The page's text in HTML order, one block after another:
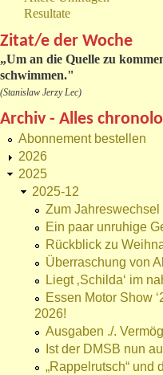
Resultate
Zitat/e der Woche
„Um an die Quelle zu
schwimmen."
(Stanislaw Jerzy Lec)
Archiv - Alles
Abonnement bestellen
2026
2025
2025-12
Zum
Ein paar unruhige
Rückblick zu
Überraschung von
Liegt ‚Schilda‘ im
Essen Motor Show
2026!
Ausgaben ./.
Ist der DMSB nun
„Rappelrutsch“ und